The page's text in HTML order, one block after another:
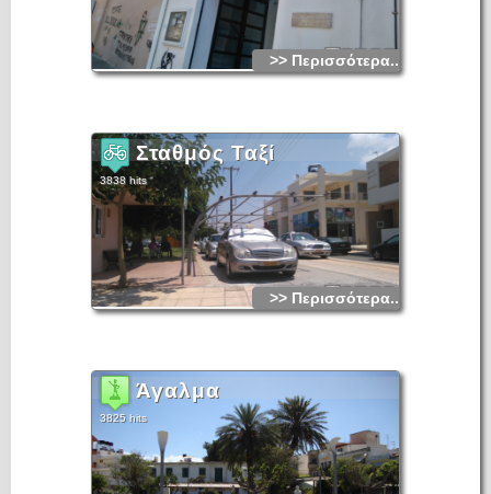
>> Περισσότερα...
Σταθμός Ταξί
3838 hits
>> Περισσότερα...
Άγαλμα
3825 hits